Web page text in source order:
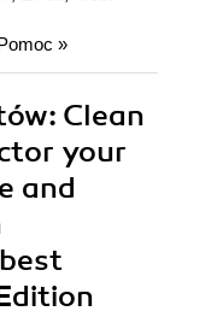
»
Clean
your
and